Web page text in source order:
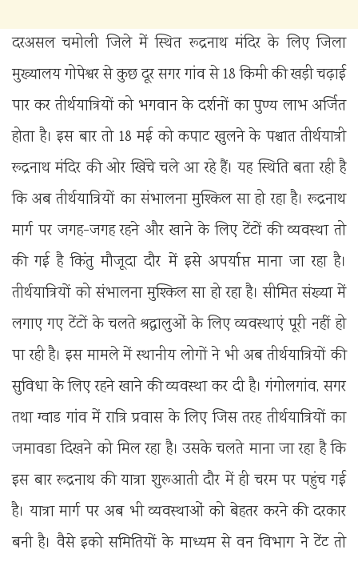
दरअसल चमोली जिले में स्थित रूद्रनाथ मंदिर के लिए जिला
मुख्यालय गोपेश्वर से कुछ दूर सगर गांव से 18 किमी की खड़ी चढ़ाई
पार कर तीर्थयात्रियों को भगवान के दर्शनों का पुण्य लाभ अर्जित
होता है। इस बार तो 18 मई को कपाट खुलने के पश्चात तीर्थयात्री
रूद्रनाथ मंदिर की ओर खिंचे चले आ रहे हैं। यह स्थिति बता रही है
कि अब तीर्थयात्रियों का संभालना मुश्किल सा हो रहा है। रूद्रनाथ
मार्ग पर जगह-जगह रहने और खाने के लिए टेंटों की व्यवस्था तो
की गई है किंतु मौजूदा दौर में इसे अपर्याप्त माना जा रहा है।
तीर्थयात्रियों को संभालना मुश्किल सा हो रहा है। सीमित संख्या में
लगाए गए टेंटों के चलते श्रद्धालुओं के लिए व्यवस्थाएं पूरी नहीं हो
पा रही है। इस मामले में स्थानीय लोगों ने भी अब तीर्थयात्रियों की
सुविधा के लिए रहने खाने की व्यवस्था कर दी है। गंगोलगांव, सगर
तथा ग्वाड गांव में रात्रि प्रवास के लिए जिस तरह तीर्थयात्रियों का
जमावडा दिखने को मिल रहा है। उसके चलते माना जा रहा है कि
इस बार रूद्रनाथ की यात्रा शुरूआती दौर में ही चरम पर पहुंच गई
है। यात्रा मार्ग पर अब भी व्यवस्थाओं को बेहतर करने की दरकार
बनी है। वैसे इको समितियों के माध्यम से वन विभाग ने टेंट तो